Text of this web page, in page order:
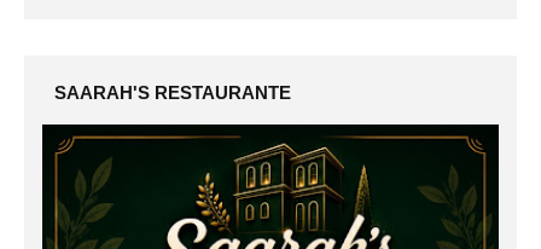
SAARAH'S RESTAURANTE